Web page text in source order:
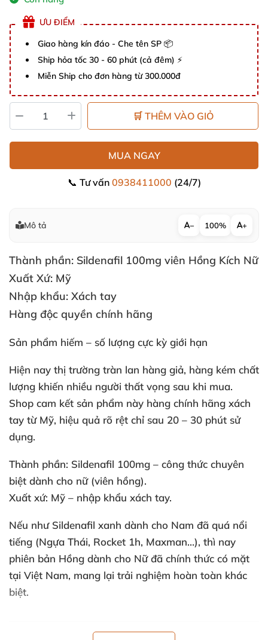
ƯU ĐIỂM
Giao hàng kín đáo - Che tên SP 📦
Ship hỏa tốc 30 - 60 phút (cả đêm) ⚡
Miễn Ship cho đơn hàng từ 300.000đ
🛒 THÊM VÀO GIỎ
MUA NGAY
📞 Tư vấn 0938411000 (24/7)
Mô tả − 100% +
Thành phần: Sildenafil 100mg viên Hồng Kích Nữ
Xuất Xứ: Mỹ
Nhập khẩu: Xách tay
Hàng độc quyền chính hãng
Sản phẩm hiếm – số lượng cực kỳ giới hạn
Hiện nay thị trường tràn lan hàng giả, hàng kém chất
lượng khiến nhiều người thất vọng sau khi mua.
Shop cam kết sản phẩm này hàng chính hãng xách
tay từ Mỹ, hiệu quả rõ rệt chỉ sau 20 – 30 phút sử
dụng.
Thành phần: Sildenafil 100mg – công thức chuyên
biệt dành cho nữ (viên hồng).
Xuất xứ: Mỹ – nhập khẩu xách tay.
Nếu như Sildenafil xanh dành cho Nam đã quá nổi
tiếng (Ngựa Thái, Rocket 1h, Maxman…), thì nay
phiên bản Hồng dành cho Nữđã chính thức có mặt
tại Việt Nam, mang lại trải nghiệm hoàn toàn khác
biệt.